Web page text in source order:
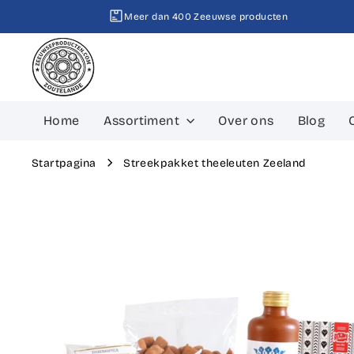
inhoud
Meer dan 400 Zeeuwse producten
Home Assortiment Over ons Blog
Startpagina Streekpakket theeleuten Zeeland